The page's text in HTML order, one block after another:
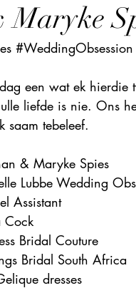
Maryke
#WeddingObsession
een wat ek hierdie
liefde is nie. Ons
saam tebeleef.
& Maryke Spies
Lubbe Wedding
Assistant
Cock
Bridal Couture
Bridal South Africa
dresses